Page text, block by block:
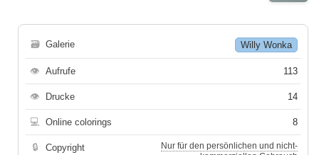
🗃 Galerie Willy Wonka
👁 Aufrufe 113
👁 Drucke 14
💻 Online colorings 8
🔒 Copyright
Nur für den persönlichen und nicht-